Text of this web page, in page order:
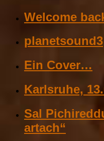
Welcome
planetsound3
Ein Cover…
Karlsruhe,
Sal
artach“